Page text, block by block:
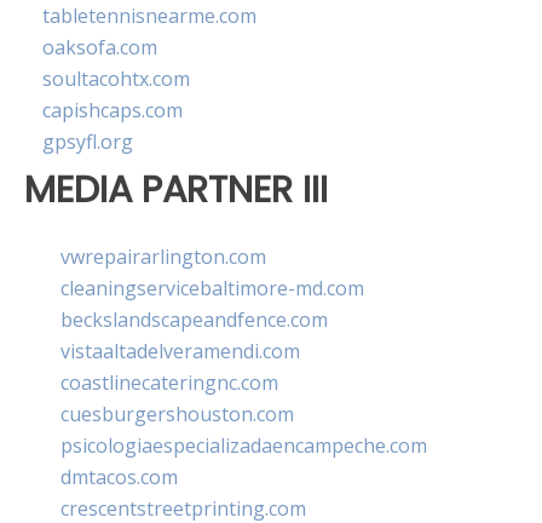
tabletennisnearme.com
oaksofa.com
soultacohtx.com
capishcaps.com
gpsyfl.org
MEDIA PARTNER III
vwrepairarlington.com
cleaningservicebaltimore-md.com
beckslandscapeandfence.com
vistaaltadelveramendi.com
coastlinecateringnc.com
cuesburgershouston.com
psicologiaespecializadaencampeche.com
dmtacos.com
crescentstreetprinting.com